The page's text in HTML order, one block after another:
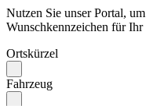
Nutzen Sie unser Portal,
Wunschkennzeichen für
Ortskürzel
Fahrzeug